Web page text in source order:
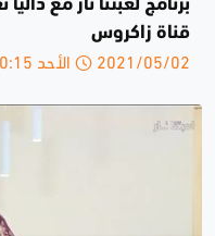
قناة زاكروس
2021/05/02 الأحد 10:15 ص